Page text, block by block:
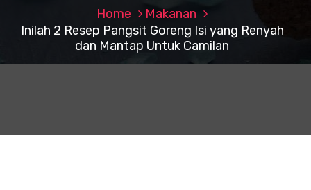
Home
Makanan
Inilah 2 Resep Pangsit Goreng Isi yang Renyah
dan Mantap Untuk Camilan